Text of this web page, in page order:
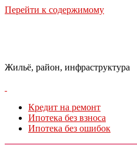
Перейти к содержимому
Жильё, район, инфраструктура
Кредит на ремонт
Ипотека без взноса
Ипотека без ошибок